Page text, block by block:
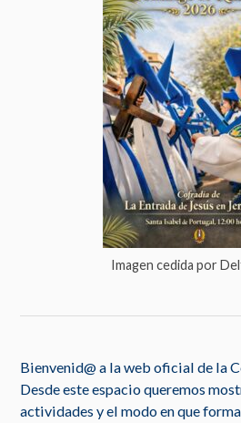
Imagen cedida por
Bienvenid@ a la web oficial de la
Desde este espacio queremos
actividades y el modo en que